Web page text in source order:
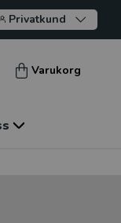
Privatkund
Varukorg